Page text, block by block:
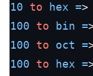
10
to hex =
100
to bin =
100
to oct =
100
to hex =